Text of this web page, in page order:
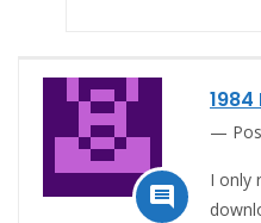

1984
I only